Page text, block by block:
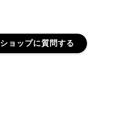
ショップに質問する